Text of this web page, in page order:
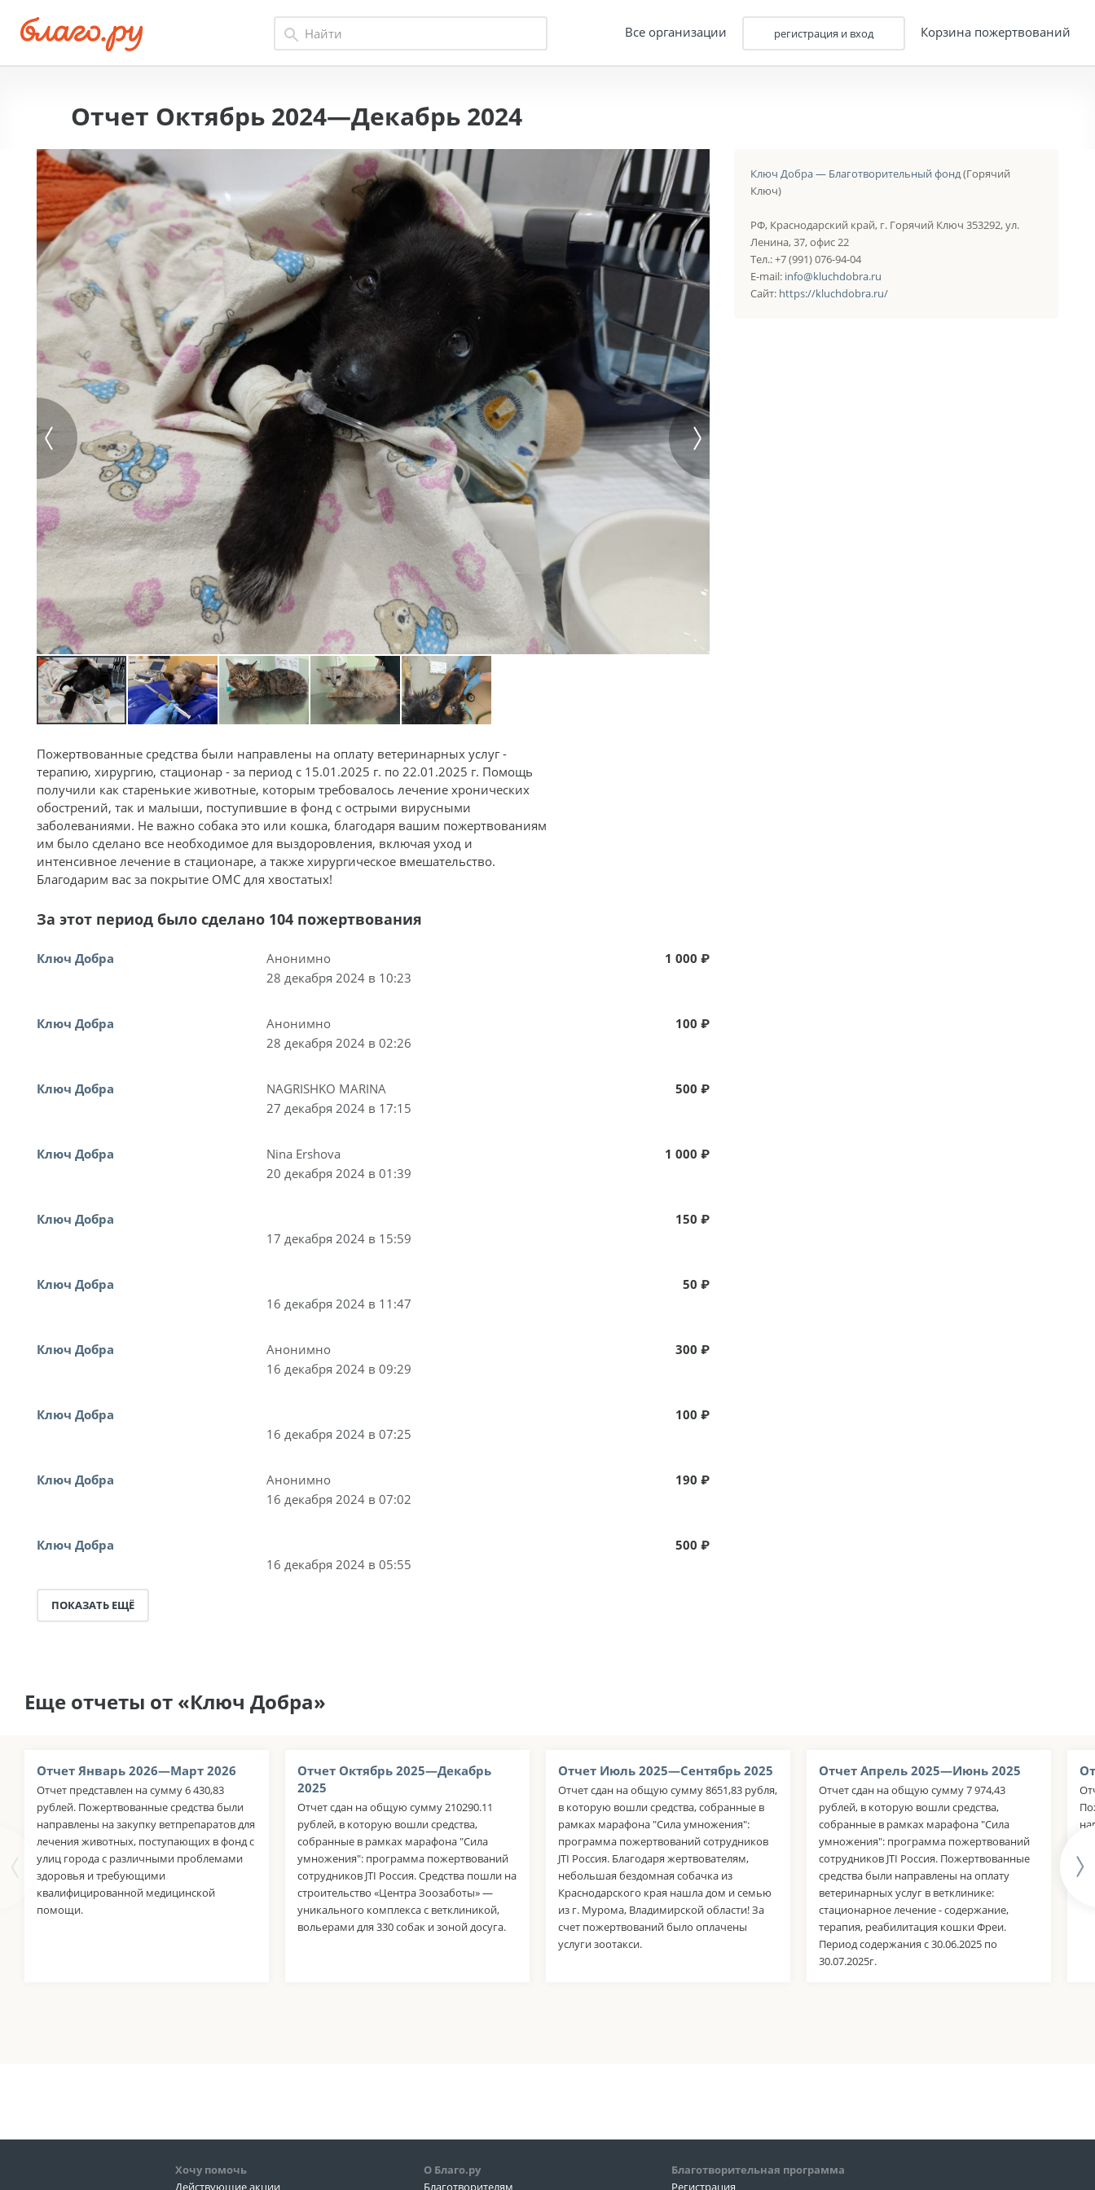
Все организации регистрация и вход Корзина пожертвований
Отчет Октябрь 2024—Декабрь 2024
Пожертвованные средства были направлены на оплату ветеринарных услуг -
терапию, хирургию, стационар - за период с 15.01.2025 г. по 22.01.2025 г. Помощь
получили как старенькие животные, которым требовалось лечение хронических
обострений, так и малыши, поступившие в фонд с острыми вирусными
заболеваниями. Не важно собака это или кошка, благодаря вашим пожертвованиям
им было сделано все необходимое для выздоровления, включая уход и
интенсивное лечение в стационаре, а также хирургическое вмешательство.
Благодарим вас за покрытие ОМС для хвостатых!
За этот период было сделано 104 пожертвования
Ключ Добра
Анонимно
28 декабря 2024 в 10:23
1 000 ₽
Ключ Добра
Анонимно
28 декабря 2024 в 02:26
100 ₽
Ключ Добра
NAGRISHKO MARINA
27 декабря 2024 в 17:15
500 ₽
Ключ Добра
Nina Ershova
20 декабря 2024 в 01:39
1 000 ₽
Ключ Добра
17 декабря 2024 в 15:59
150 ₽
Ключ Добра
16 декабря 2024 в 11:47
50 ₽
Ключ Добра
Анонимно
16 декабря 2024 в 09:29
300 ₽
Ключ Добра
16 декабря 2024 в 07:25
100 ₽
Ключ Добра
Анонимно
16 декабря 2024 в 07:02
190 ₽
Ключ Добра
16 декабря 2024 в 05:55
500 ₽
ПОКАЗАТЬ ЕЩЁ
Ключ Добра — Благотворительный фонд(Горячий
Ключ)
РФ, Краснодарский край, г. Горячий Ключ 353292, ул.
Ленина, 37, офис 22
Тел.: +7 (991) 076-94-04
E-mail: info@kluchdobra.ru
Сайт: https://kluchdobra.ru/
Еще отчеты от «Ключ Добра»
Отчет Январь 2026—Март 2026
Отчет представлен на сумму 6 430,83
рублей. Пожертвованные средства были
направлены на закупку ветпрепаратов для
лечения животных, поступающих в фонд с
улиц города с различными проблемами
здоровья и требующими
квалифицированной медицинской
помощи.
Отчет Октябрь 2025—Декабрь
2025
Отчет сдан на общую сумму 210290.11
рублей, в которую вошли средства,
собранные в рамках марафона "Сила
умножения": программа пожертвований
сотрудников JTI Россия. Средства пошли на
строительство «Центра Зоозаботы» —
уникального комплекса с ветклиникой,
вольерами для 330 собак и зоной досуга.
Отчет Июль 2025—Сентябрь 2025
Отчет сдан на общую сумму 8651,83 рубля,
в которую вошли средства, собранные в
рамках марафона "Сила умножения":
программа пожертвований сотрудников
JTI Россия. Благодаря жертвователям,
небольшая бездомная собачка из
Краснодарского края нашла дом и семью
из г. Мурома, Владимирской области! За
счет пожертвований было оплачены
услуги зоотакси.
Отчет Апрель 2025—Июнь 2025
Отчет сдан на общую сумму 7 974,43
рублей, в которую вошли средства,
собранные в рамках марафона "Сила
умножения": программа пожертвований
сотрудников JTI Россия. Пожертвованные
средства были направлены на оплату
ветеринарных услуг в ветклинике:
стационарное лечение - содержание,
терапия, реабилитация кошки Фреи.
Период содержания с 30.06.2025 по
30.07.2025г.
Хочу помочь
Действующие акции
О Благо.ру
Благотворителям
Благотворительная программа
Регистрация